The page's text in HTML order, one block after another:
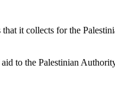
it collects for the
to the Palestinian